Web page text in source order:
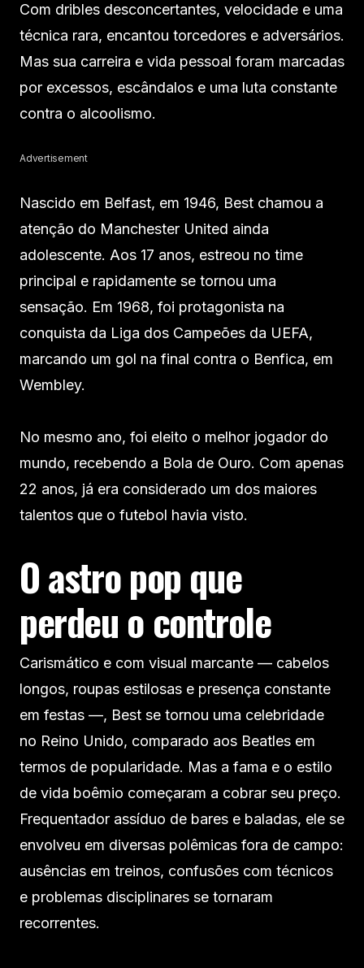
Com dribles desconcertantes, velocidade e uma
técnica rara, encantou torcedores e adversários.
Mas sua carreira e vida pessoal foram marcadas
por excessos, escândalos e uma luta constante
contra o alcoolismo.
Advertisement
Nascido em Belfast, em 1946, Best chamou a
atenção do Manchester United ainda
adolescente. Aos 17 anos, estreou no time
principal e rapidamente se tornou uma
sensação. Em 1968, foi protagonista na
conquista da Liga dos Campeões da UEFA,
marcando um gol na final contra o Benfica, em
Wembley.
No mesmo ano, foi eleito o melhor jogador do
mundo, recebendo a Bola de Ouro. Com apenas
22 anos, já era considerado um dos maiores
talentos que o futebol havia visto.
O astro pop que
perdeu o controle
Carismático e com visual marcante — cabelos
longos, roupas estilosas e presença constante
em festas —, Best se tornou uma celebridade
no Reino Unido, comparado aos Beatles em
termos de popularidade. Mas a fama e o estilo
de vida boêmio começaram a cobrar seu preço.
Frequentador assíduo de bares e baladas, ele se
envolveu em diversas polêmicas fora de campo:
ausências em treinos, confusões com técnicos
e problemas disciplinares se tornaram
recorrentes.